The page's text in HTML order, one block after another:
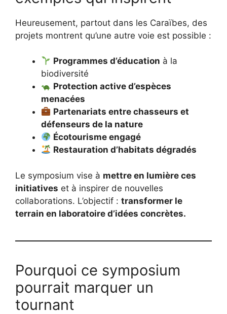
Heureusement, partout dans les Caraïbes, des
projets montrent qu’une autre voie est possible :
Programmes d’éducation à la
biodiversité
Protection active d’espèces
menacées
Partenariats entre chasseurs et
défenseurs de la nature
Écotourisme engagé
Restauration d’habitats dégradés
Le symposium vise à mettre en lumière ces
initiatives et à inspirer de nouvelles
collaborations. L’objectif : transformer le
terrain en laboratoire d’idées concrètes.
Pourquoi ce symposium
pourrait marquer un
tournant